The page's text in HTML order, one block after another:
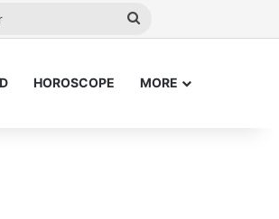
Search
HOROSCOPE MORE